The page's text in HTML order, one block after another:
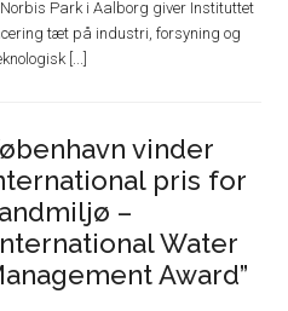
Park i Aalborg giver Instituttet
tæt på industri, forsyning og
[...]
vinder
pris for
–
Water
Award”